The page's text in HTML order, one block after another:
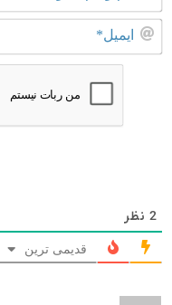
2 نظر
قدیمی ترین